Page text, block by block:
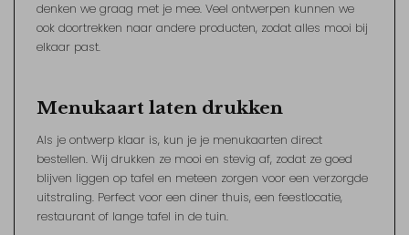
denken we graag met je mee. Veel ontwerpen kunnen we
ook doortrekken naar andere producten, zodat alles mooi bij
elkaar past.
Menukaart laten drukken
Als je ontwerp klaar is, kun je je menukaarten direct
bestellen. Wij drukken ze mooi en stevig af, zodat ze goed
blijven liggen op tafel en meteen zorgen voor een verzorgde
uitstraling. Perfect voor een diner thuis, een feestlocatie,
restaurant of lange tafel in de tuin.